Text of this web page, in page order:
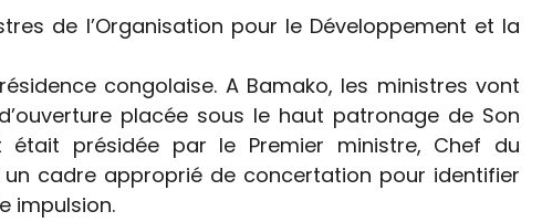
de l’Organisation pour le Développement et la
congolaise. A Bamako, les ministres vont
placée sous le haut patronage de Son
était présidée par le Premier ministre, Chef du
un cadre approprié de concertation pour identifier
impulsion.